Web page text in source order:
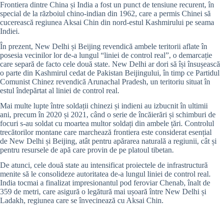
Frontiera dintre China și India a fost un punct de tensiune recurent, în
special de la războiul chino-indian din 1962, care a permis Chinei să
cucerească regiunea Aksai Chin din nord-estul Kashmirului pe seama
Indiei.
În prezent, New Delhi și Beijing revendică ambele teritorii aflate în
posesia vecinilor lor de-a lungul “liniei de control real”, o demarcație
care separă de facto cele două state. New Delhi ar dori să își însușească
o parte din Kashmirul cedat de Pakistan Beijingului, în timp ce Partidul
Comunist Chinez revendică Arunachal Pradesh, un teritoriu situat în
estul îndepărtat al liniei de control real.
Mai multe lupte între soldații chinezi și indieni au izbucnit în ultimii
ani, precum în 2020 și 2021, când o serie de încăierări și schimburi de
focuri s-au soldat cu moartea multor soldați din ambele țări. Controlul
trecătorilor montane care marchează frontiera este considerat esențial
de New Delhi și Beijing, atât pentru apărarea naturală a regiunii, cât și
pentru resursele de apă care provin de pe platoul tibetan.
De atunci, cele două state au intensificat proiectele de infrastructură
menite să le consolideze autoritatea de-a lungul liniei de control real.
India tocmai a finalizat impresionantul pod feroviar Chenab, înalt de
359 de metri, care asigură o legătură mai ușoară între New Delhi și
Ladakh, regiunea care se învecinează cu Aksai Chin.